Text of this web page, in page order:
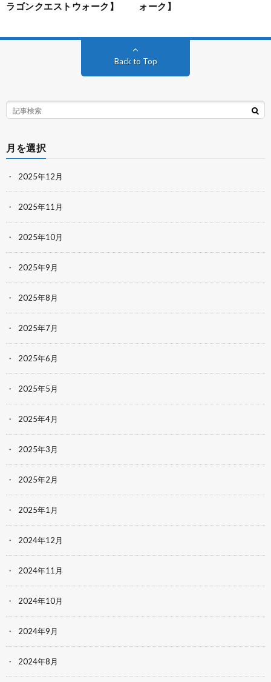
ラゴンクエストウォーク】
ォーク】
Back to Top
月を選択
2025年12月
2025年11月
2025年10月
2025年9月
2025年8月
2025年7月
2025年6月
2025年5月
2025年4月
2025年3月
2025年2月
2025年1月
2024年12月
2024年11月
2024年10月
2024年9月
2024年8月